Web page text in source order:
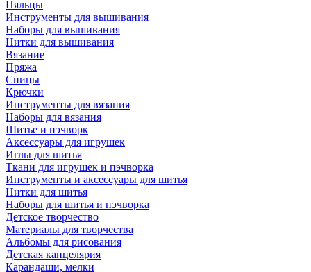
Пяльцы
Инструменты для вышивания
Наборы для вышивания
Нитки для вышивания
Вязание
Пряжа
Спицы
Крючки
Инструменты для вязания
Наборы для вязания
Шитье и пэчворк
Аксессуары для игрушек
Иглы для шитья
Ткани для игрушек и пэчворка
Инструменты и аксессуары для шитья
Нитки для шитья
Наборы для шитья и пэчворка
Детское творчество
Материалы для творчества
Альбомы для рисования
Детская канцелярия
Карандаши, мелки